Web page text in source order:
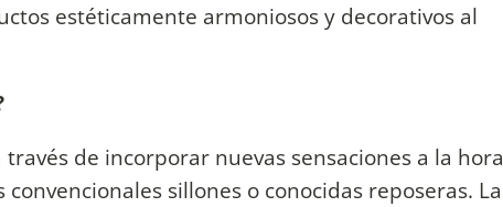
estéticamente armoniosos y decorativos al
través de incorporar nuevas sensaciones a la hora
sillones o conocidas reposeras. La